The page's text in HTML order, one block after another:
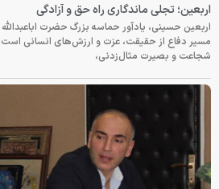
اربعین؛ تجلی ماندگاری راه حق و آزادگی
اربعین حسینی، یادآور حماسه بزرگ حضرت
مسیر دفاع از حقیقت، عزت و ارزش‌های انسانی
شجاعت و بصیرت مثال‌زدنی،